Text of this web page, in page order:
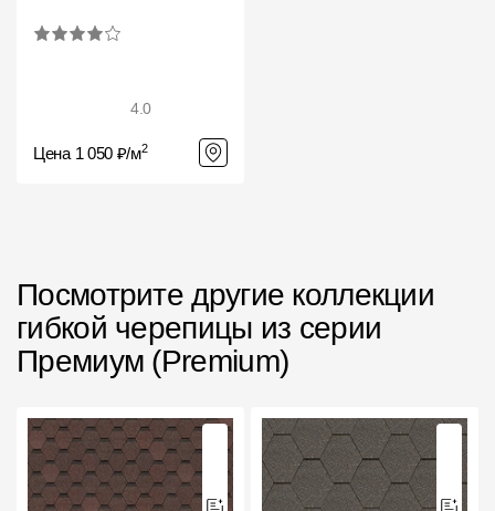
Сервисы
Конструктор
Калькулятор
Цены
4.0
Цена 1 050 ₽/м2
Посмотрите другие коллекции
гибкой черепицы из серии
Премиум (Premium)